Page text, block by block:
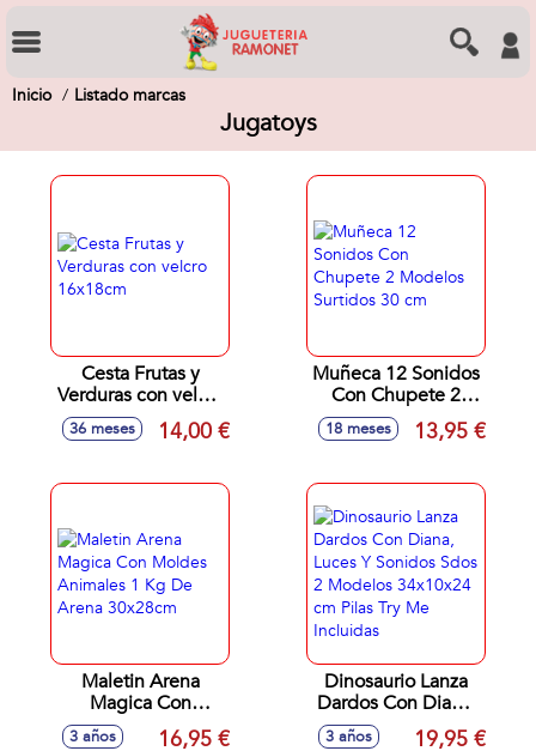
Inicio Listado marcas
Jugatoys
Cesta Frutas y
Verduras con velcro
16x18cm
36 meses 14,00 €
Muñeca 12 Sonidos
Con Chupete 2
Modelos Surtidos
30 cm
18 meses 13,95 €
Maletin Arena
Magica Con
Moldes Animales 1
3 años 16,95 €
Dinosaurio Lanza
Dardos Con Diana,
Luces Y Sonidos
3 años 19,95 €